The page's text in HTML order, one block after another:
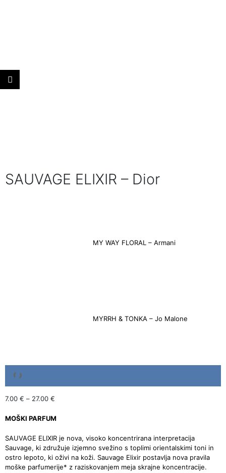
SAUVAGE ELIXIR – Dior
MY WAY FLORAL – Armani
MYRRH & TONKA – Jo Malone
7.00 € – 27.00 €
MOŠKI PARFUM
SAUVAGE ELIXIR je nova, visoko koncentrirana interpretacija
Sauvage, ki združuje izjemno svežino s toplimi orientalskimi toni in
ostro lepoto, ki oživi na koži. Sauvage Elixir postavlja nova pravila
moške parfumerije* z raziskovanjem meja skrajne koncentracije.